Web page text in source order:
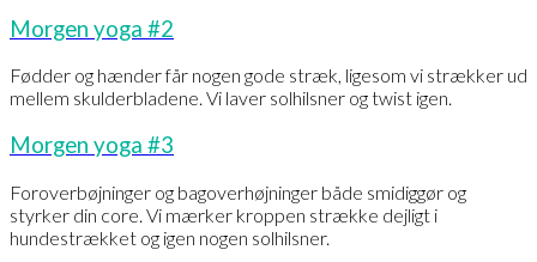
Morgen yoga #2
Fødder og hænder får nogen gode stræk, ligesom vi strækker ud
mellem skulderbladene. Vi laver solhilsner og twist igen.
Morgen yoga #3
Foroverbøjninger og bagoverhøjninger både smidiggør og
styrker din core. Vi mærker kroppen strække dejligt i
hundestrækket og igen nogen solhilsner.